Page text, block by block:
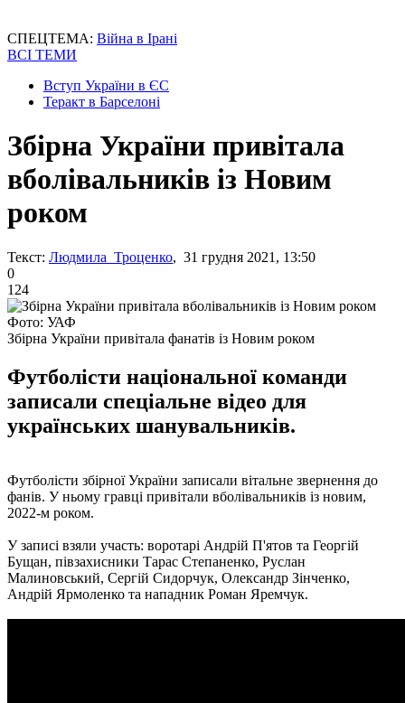
СПЕЦТЕМА: Війна в Ірані
ВСІ ТЕМИ
Вступ України в ЄС
Теракт в Барселоні
Збірна України привітала
вболівальників із Новим
роком
Текст: Людмила Троценко, 31 грудня 2021, 13:50
0
124
Фото: УАФ
Збірна України привітала фанатів із Новим роком
Футболісти національної команди
записали спеціальне відео для
українських шанувальників.
Футболісти збірної України записали вітальне звернення до
фанів. У ньому гравці привітали вболівальників із новим,
2022-м роком.
У записі взяли участь: воротарі Андрій П'ятов та Георгій
Бущан, півзахисники Тарас Степаненко, Руслан
Малиновський, Сергій Сидорчук, Олександр Зінченко,
Андрій Ярмоленко та нападник Роман Яремчук.